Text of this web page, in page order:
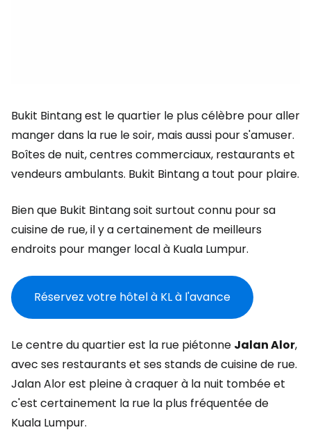
Bukit Bintang est le quartier le plus célèbre pour aller
manger dans la rue le soir, mais aussi pour s'amuser.
Boîtes de nuit, centres commerciaux, restaurants et
vendeurs ambulants. Bukit Bintang a tout pour plaire.
Bien que Bukit Bintang soit surtout connu pour sa
cuisine de rue, il y a certainement de meilleurs
endroits pour manger local à Kuala Lumpur.
Réservez votre hôtel à KL à l'avance
Le centre du quartier est la rue piétonne Jalan Alor,
avec ses restaurants et ses stands de cuisine de rue.
Jalan Alor est pleine à craquer à la nuit tombée et
c'est certainement la rue la plus fréquentée de
Kuala Lumpur.